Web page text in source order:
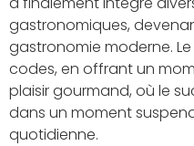
gastronomiques,
gastronomie moderne.
codes, en offrant un
plaisir gourmand, où le
dans un moment
quotidienne.